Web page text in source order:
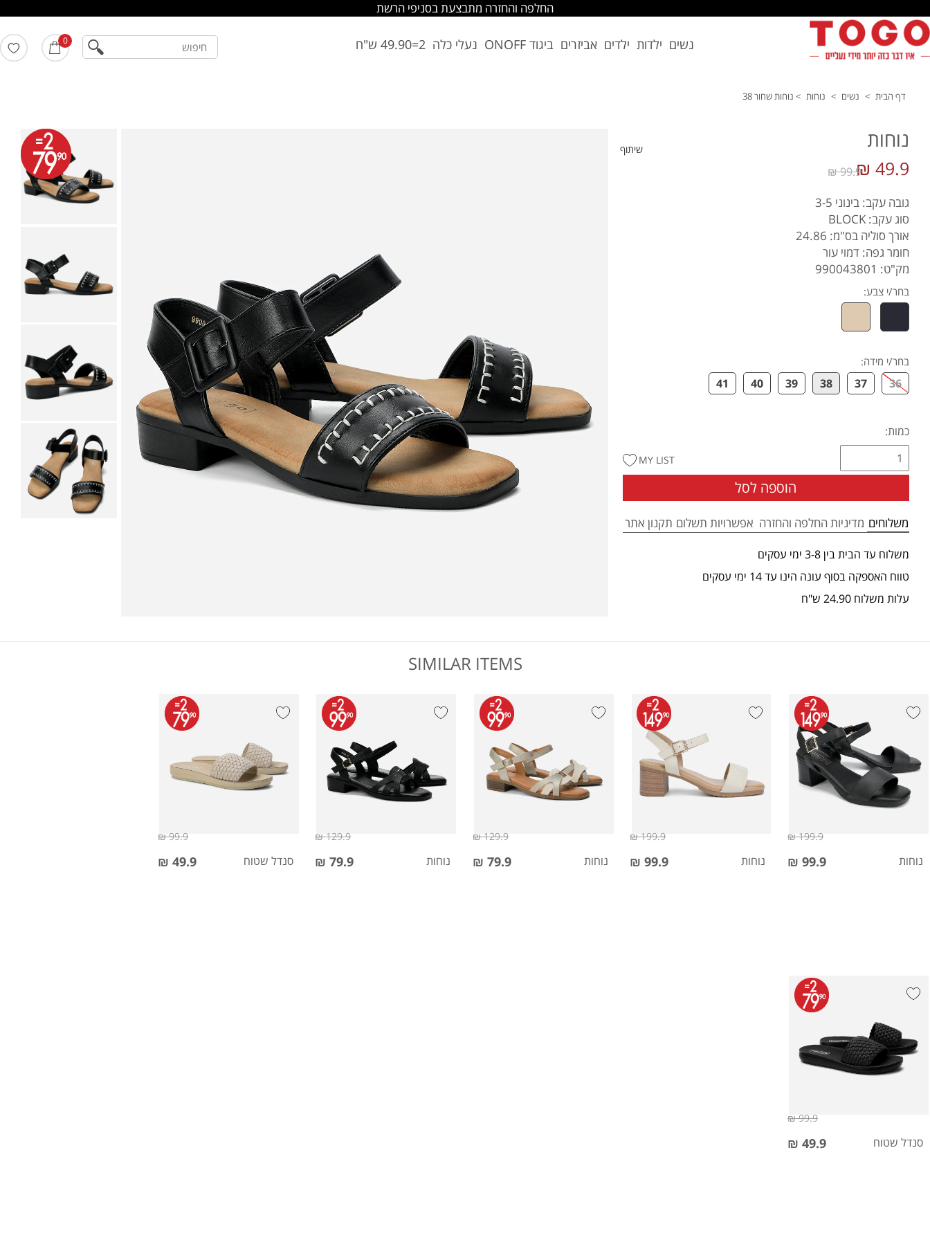
החלפה והחזרה מתבצעת בסניפי הרשת
נשים ילדות ילדים אביזרים ביגוד ONOFF נעלי כלה 2=49.90 ש"ח 0 חיפוש
דף הבית > נשים > נוחות > נוחות שחור 38
שיתוף נוחות
49.9 ₪
99.9 ₪
גובה עקב: בינוני 3-5
סוג עקב: BLOCK
אורך סוליה בס"מ: 24.86
חומר גפה: דמוי עור
מק"ט: 990043801
בחר/י צבע:
בחר/י מידה:
36
37
38
39
40
41
כמות:
הוספה לסל
MY LIST
משלוחים מדיניות החלפה והחזרה אפשרויות תשלום תקנון אתר
משלוח עד הבית בין 3-8 ימי עסקים
טווח האספקה בסוף עונה הינו עד 14 ימי עסקים
עלות משלוח 24.90 ש"ח
SIMILAR ITEMS
נוחות 99.9 ₪
199.9 ₪
נוחות 99.9 ₪
199.9 ₪
נוחות 79.9 ₪
129.9 ₪
נוחות 79.9 ₪
129.9 ₪
סנדל שטוח 49.9 ₪
99.9 ₪
סנדל שטוח 49.9 ₪
99.9 ₪